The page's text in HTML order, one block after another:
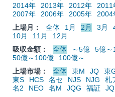
2014年
2013年 2012年 2011
2007年
2006年 2005年 2004
上場月：
全体 1月 2月 3月
10月
11月
12月
吸収金額：
全体 ～5億 5億～
50億～100億
100億～
上場市場：
全体 東M JQ 東
東S
HCS 名セ NJS NJG 札
名2
NEO 名M JQG 福証